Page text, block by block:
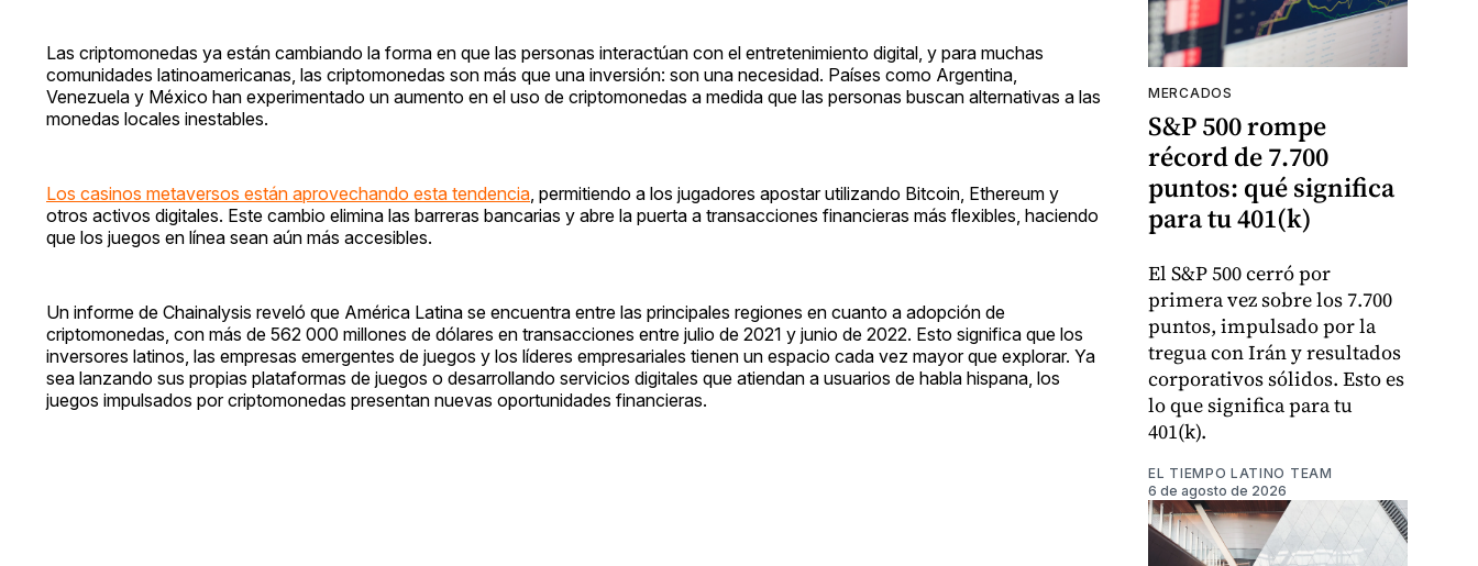
Las criptomonedas ya están cambiando la forma en que las personas interactúan con el entretenimiento digital, y para muchas
comunidades latinoamericanas, las criptomonedas son más que una inversión: son una necesidad. Países como Argentina,
Venezuela y México han experimentado un aumento en el uso de criptomonedas a medida que las personas buscan alternativas a las
monedas locales inestables.
Los casinos metaversos están aprovechando esta tendencia , permitiendo a los jugadores apostar utilizando Bitcoin, Ethereum y
otros activos digitales. Este cambio elimina las barreras bancarias y abre la puerta a transacciones financieras más flexibles, haciendo
que los juegos en línea sean aún más accesibles.
Un informe de Chainalysis reveló que América Latina se encuentra entre las principales regiones en cuanto a adopción de
criptomonedas, con más de 562 000 millones de dólares en transacciones entre julio de 2021 y junio de 2022. Esto significa que los
inversores latinos, las empresas emergentes de juegos y los líderes empresariales tienen un espacio cada vez mayor que explorar. Ya
sea lanzando sus propias plataformas de juegos o desarrollando servicios digitales que atiendan a usuarios de habla hispana, los
juegos impulsados por criptomonedas presentan nuevas oportunidades financieras.
MERCADOS
S&P 500 rompe
récord de 7.700
puntos: qué significa
para tu 401(k)
El S&P 500 cerró por
primera vez sobre los 7.700
puntos, impulsado por la
tregua con Irán y resultados
corporativos sólidos. Esto es
lo que significa para tu
401(k).
EL TIEMPO LATINO TEAM
6 de agosto de 2026